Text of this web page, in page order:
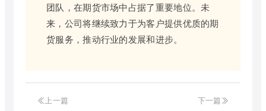
团队，在期货市场中占据了重要地位。未
来，公司将继续致力于为客户提供优质的期
货服务，推动行业的发展和进步。
上一篇 下一篇